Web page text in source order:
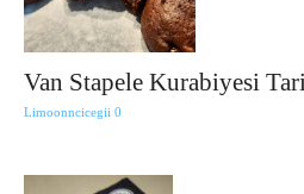
Van Stapele Kurabiyesi
Limoonncicegii 0